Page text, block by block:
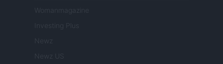
Womanmagazine
Investing Plus
Newz
Newz US